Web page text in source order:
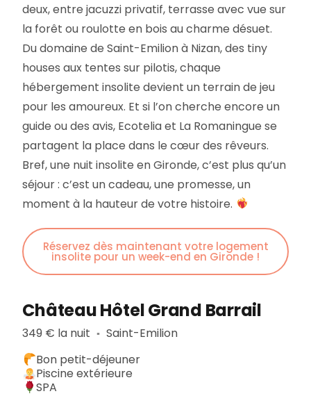
deux, entre jacuzzi privatif, terrasse avec vue sur
la forêt ou roulotte en bois au charme désuet.
Du domaine de Saint-Emilion à Nizan, des tiny
houses aux tentes sur pilotis, chaque
hébergement insolite devient un terrain de jeu
pour les amoureux. Et si l’on cherche encore un
guide ou des avis, Ecotelia et La Romaningue se
partagent la place dans le cœur des rêveurs.
Bref, une nuit insolite en Gironde, c’est plus qu’un
séjour : c’est un cadeau, une promesse, un
moment à la hauteur de votre histoire.
Réservez dès maintenant votre logement
insolite pour un week-end en Gironde !
Château Hôtel Grand Barrail
349 € la nuit ▪︎ Saint-Emilion
Bon petit-déjeuner
Piscine extérieure
SPA